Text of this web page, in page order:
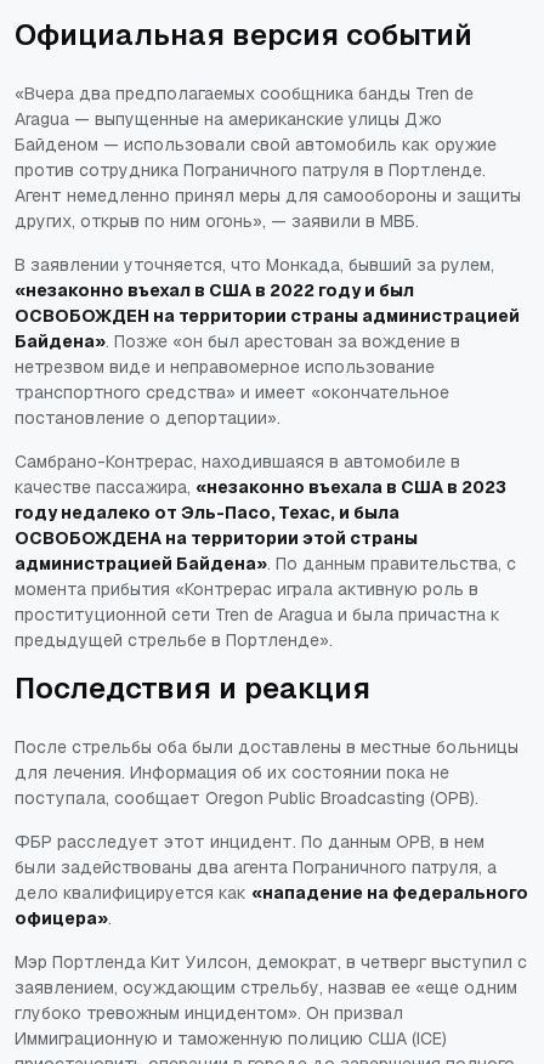
Официальная версия событий
«Вчера два предполагаемых сообщника банды Tren de
Aragua — выпущенные на американские улицы Джо
Байденом — использовали свой автомобиль как оружие
против сотрудника Пограничного патруля в Портленде.
Агент немедленно принял меры для самообороны и защиты
других, открыв по ним огонь», — заявили в МВБ.
В заявлении уточняется, что Монкада, бывший за рулем,
«незаконно въехал в США в 2022 году и был
ОСВОБОЖДЕН на территории страны администрацией
Байдена». Позже «он был арестован за вождение в
нетрезвом виде и неправомерное использование
транспортного средства» и имеет «окончательное
постановление о депортации».
Самбрано-Контрерас, находившаяся в автомобиле в
качестве пассажира, «незаконно въехала в США в 2023
году недалеко от Эль-Пасо, Техас, и была
ОСВОБОЖДЕНА на территории этой страны
администрацией Байдена». По данным правительства, с
момента прибытия «Контрерас играла активную роль в
проституционной сети Tren de Aragua и была причастна к
предыдущей стрельбе в Портленде».
Последствия и реакция
После стрельбы оба были доставлены в местные больницы
для лечения. Информация об их состоянии пока не
поступала, сообщает Oregon Public Broadcasting (OPB).
ФБР расследует этот инцидент. По данным OPB, в нем
были задействованы два агента Пограничного патруля, а
дело квалифицируется как «нападение на федерального
офицера».
Мэр Портленда Кит Уилсон, демократ, в четверг выступил с
заявлением, осуждающим стрельбу, назвав ее «еще одним
глубоко тревожным инцидентом». Он призвал
Иммиграционную и таможенную полицию США (ICE)